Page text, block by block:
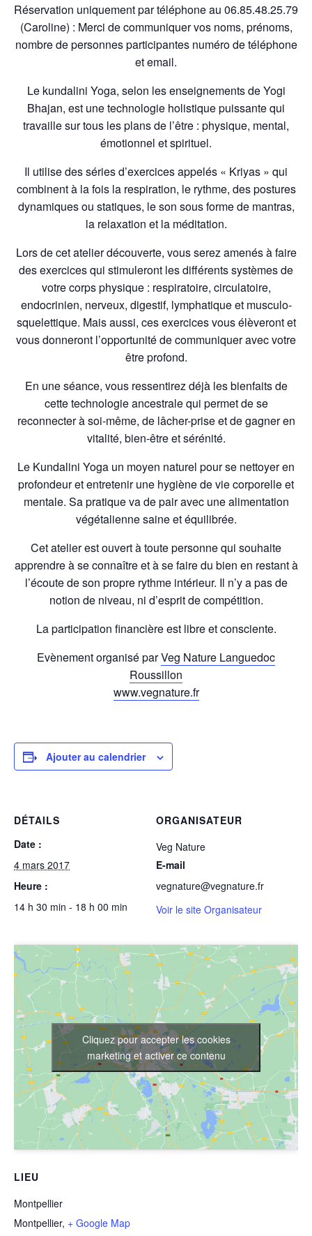
Réservation uniquement par téléphone au 06.85.48.25.79
(Caroline) : Merci de communiquer vos noms, prénoms,
nombre de personnes participantes numéro de téléphone
et email.
Le kundalini Yoga, selon les enseignements de Yogi
Bhajan, est une technologie holistique puissantequi
travaille sur tous les plans de l’être : physique, mental,
émotionnel et spirituel.
Il utilise des séries d’exercices appelés « Kriyas » qui
combinent à la fois la respiration, le rythme, des postures
dynamiques ou statiques, le son sous forme de mantras,
la relaxation et la méditation.
Lors de cet atelier découverte, vous serez amenés à faire
des exercices qui stimuleront les différents systèmes de
votre corps physique : respiratoire, circulatoire,
endocrinien, nerveux, digestif, lymphatique et musculo-
squelettique. Mais aussi, ces exercices vous élèveront et
vous donneront l’opportunité de communiquer avec votre
être profond.
En une séance, vous ressentirez déjà les bienfaits de
cette technologie ancestrale qui permet de se
reconnecter à soi-même, de lâcher-prise et de gagner en
vitalité, bien-être et sérénité.
Le Kundalini Yoga un moyen naturel pour se nettoyer en
profondeur et entretenir une hygiène de vie corporelle et
mentale. Sa pratique va de pair avec une alimentation
végétalienne saine et équilibrée.
Cet atelier est ouvert à toute personne qui souhaite
apprendre à se connaître et à se faire du bien en restant à
l’écoute de son propre rythme intérieur. Il n’y a pas de
notion de niveau, ni d’esprit de compétition.
La participation financière est libre et consciente.
Evènement organisé parVeg Nature Languedoc
Roussillon
www.vegnature.fr
Ajouter au calendrier
DÉTAILS
Date :
4 mars 2017
Heure :
14 h 30 min - 18 h 00 min
ORGANISATEUR
Veg Nature
E-mail
vegnature@vegnature.fr
Voir le site Organisateur
LIEU
Montpellier
Montpellier, + Google Map
Cliquez pour accepter les cookies
marketing et activer ce contenu